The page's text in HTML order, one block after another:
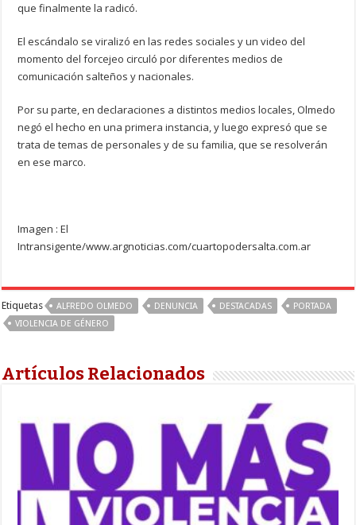
que finalmente la radicó.
El escándalo se viralizó en las redes sociales y un video del
momento del forcejeo circuló por diferentes medios de
comunicación salteños y nacionales.
Por su parte, en declaraciones a distintos medios locales, Olmedo
negó el hecho en una primera instancia, y luego expresó que se
trata de temas de personales y de su familia, que se resolverán
en ese marco.
Imagen : El
Intransigente/www.argnoticias.com/cuartopodersalta.com.ar
Etiquetas ALFREDO OLMEDO DENUNCIA DESTACADAS
PORTADA
VIOLENCIA DE GÉNERO
Artículos Relacionados